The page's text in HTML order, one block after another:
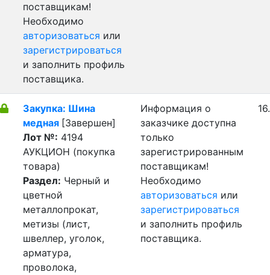
поставщикам!
Необходимо
авторизоваться или
зарегистрироваться
и заполнить профиль
поставщика.
Закупка: Шина
медная [Завершен]
Лот №: 4194
АУКЦИОН (покупка
товара)
Раздел: Черный и
цветной
металлопрокат,
метизы (лист,
швеллер, уголок,
арматура,
проволока,
Информация о
заказчике доступна
только
зарегистрированным
поставщикам!
Необходимо
авторизоваться или
зарегистрироваться
и заполнить профиль
поставщика.